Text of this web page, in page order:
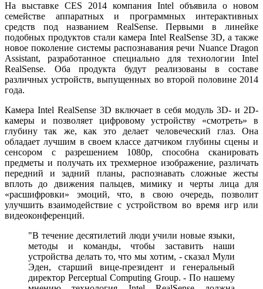
На выставке CES 2014 компания Intel объявила о новом
семействе аппаратных и программных интерактивных
средств под названием RealSense. Первыми в линейке
подобных продуктов стали камера Intel RealSense 3D, а также
новое поколение системы распознавания речи Nuance Dragon
Assistant, разработанное специально для технологии Intel
RealSense. Оба продукта будут реализованы в составе
различных устройств, выпущенных во второй половине 2014
года.
Камера Intel RealSense 3D включает в себя модуль 3D- и 2D-
камеры и позволяет цифровому устройству «смотреть» в
глубину так же, как это делает человеческий глаз. Она
обладает лучшим в своем классе датчиком глубины сцены и
сенсором с разрешением 1080p, способна сканировать
предметы и получать их трехмерное изображение, различать
передний и задний планы, распознавать сложные жесты
вплоть до движения пальцев, мимику и черты лица для
«расшифровки» эмоций, что, в свою очередь, позволит
улучшить взаимодействие с устройством во время игр или
видеоконференций.
"В течение десятилетий люди учили новые языки,
методы и команды, чтобы заставить наши
устройства делать то, что мы хотим, - сказал Мули
Эден, старший вице-президент и генеральный
директор Perceptual Computing Group. - По нашему